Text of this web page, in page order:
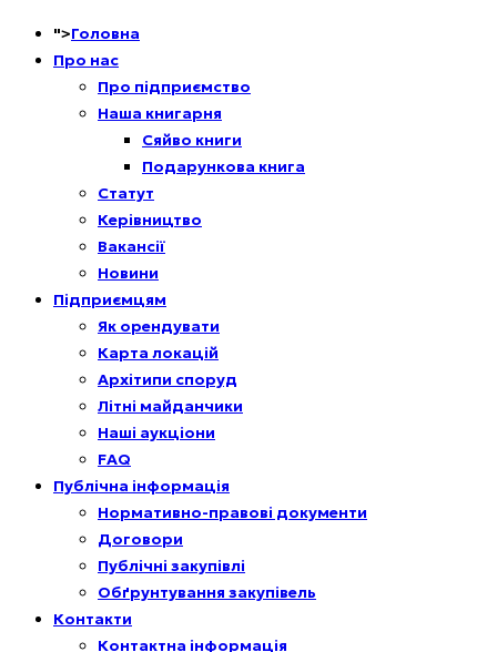
">Головна
Про нас
Про підприємство
Наша книгарня
Сяйво книги
Подарункова книга
Статут
Керівництво
Вакансії
Новини
Підприємцям
Як орендувати
Карта локацій
Архітипи споруд
Літні майданчики
Наші аукціони
FAQ
Публічна інформація
Нормативно-правові документи
Договори
Публічні закупівлі
Обґрунтування закупівель
Контакти
Контактна інформація